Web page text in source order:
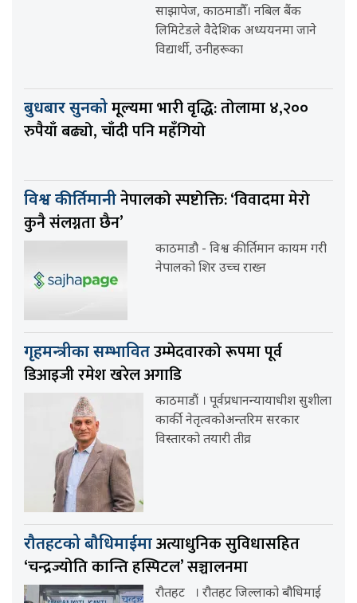
साझापेज, काठमाडौँ। नबिल बैंक
लिमिटेडले वैदेशिक अध्ययनमा जाने
विद्यार्थी, उनीहरूका
बुधबार सुनकोमूल्यमा भारी वृद्धि: तोलामा ४,२००
रुपैयाँ बढ्यो, चाँदी पनि महँगियो
विश्व कीर्तिमानीनेपालको स्पष्टोक्ति: ‘विवादमा मेरो
कुनै संलग्नता छैन’
काठमाडौ - विश्व कीर्तिमान कायम गरी
नेपालको शिर उच्च राख्न
गृहमन्त्रीका सम्भावितउम्मेदवारको रूपमा पूर्व
डिआइजी रमेश खरेल अगाडि
काठमाडौं । पूर्वप्रधानन्यायाधीश सुशीला
कार्की नेतृत्वकोअन्तरिम सरकार
विस्तारको तयारी तीव्र
रौतहटको बौधिमाईमाअत्याधुनिक सुविधासहित
‘चन्द्रज्योति कान्ति हस्पिटल’ सञ्चालनमा
रौतहट । रौतहट जिल्लाको बौधिमाई